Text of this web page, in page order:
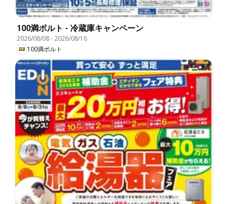
100満ボルト - 冷蔵庫キャンペーン
2026/08/08-2026/08/16
100満ボルト